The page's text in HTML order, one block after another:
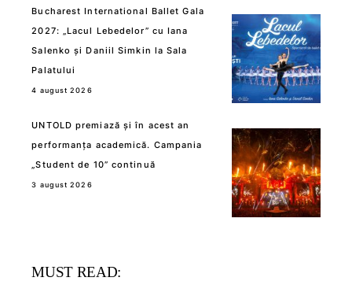
Bucharest International Ballet Gala
2027: „Lacul Lebedelor” cu Iana
Salenko și Daniil Simkin la Sala
Palatului
4 august 2026
UNTOLD premiază și în acest an
performanța academică. Campania
„Student de 10” continuă
3 august 2026
MUST READ: